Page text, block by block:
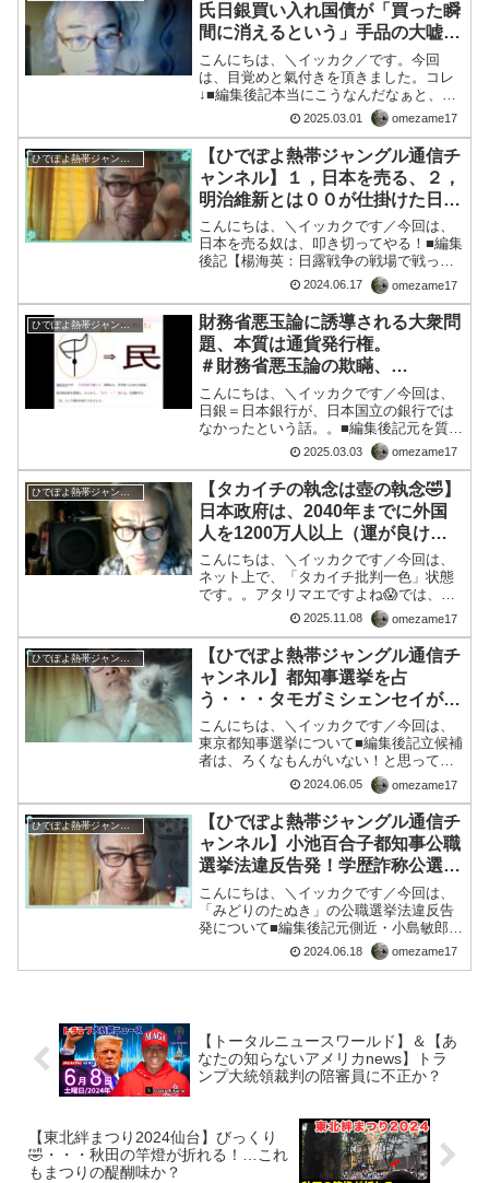
氏日銀買い入れ国債が「買った瞬
間に消えるという」手品の大嘘を
大衆や国会議員に流布
こんにちは、＼イッカク／です。今回
は、目覚めと氣付きを頂きました。コレ
↓■編集後記本当にこうなんだなぁと、思
うのです。三橋氏や太郎の言説間違い！
国債増大↓国債の利払い元金返済累積国家
信用棄損↓通貨安株安債権安(国家信用が
無)↓国家破綻超簡単...
2025.03.01 omezame17
ひでぽよ熱帯ジャングル通信チャンネル
【ひでぽよ熱帯ジャングル通信チ
ャンネル】１，日本を売る、２，
明治維新とは００が仕掛けた日本
内戦開国計画・・・「イガ」が
「タゴ」になっつまった話すだ
ぁ！🤣
こんにちは、＼イッカクです／今回は、
日本を売る奴は、叩き切ってやる！■編集
後記【楊海英：日露戦争の戦場で戦った
モンゴル人たち】モンゴル近現代史シリ
ーズ講座第三回、「民族統一の闘争」1/3
ところで、楊さんのツイート「次は、魂
を売る」・・・の話...
2024.06.17 omezame17
ひでぽよ熱帯ジャングル通信チャンネル
財務省悪玉論に誘導される大衆問
題、本質は通貨発行権。
＃財務省悪玉論の欺瞞、
＃国家通貨発行権、
＃日本銀行は株式会社、
＃日銀を国立銀行へ戻せ
こんにちは、＼イッカクです／今回は、
日銀＝日本銀行が、日本国立の銀行では
なかったという話。。■編集後記元を質せ
ば、日本に「銀行」なるものを持ち込ん
だのは明治維新から、、、その立役者が
「渋沢栄一」ですね。もう、渋沢は、幕
臣時代からなにか、カザ...
2025.03.03 omezame17
ひでぽよ熱帯ジャングル通信チャンネル
【タカイチの執念は壺の執念🤣】
日本政府は、2040年までに外国
人を1200万人以上（運が良けれ
ば）受け入れる計画だと認めまし
た / 日本政府は、2040年までに
外⋯
こんにちは、＼イッカクです／今回は、
ネット上で、「タカイチ批判一色」状態
です。。アタリマエですよね😱では、ひ
でぽよ先生の動画をどうぞ！、日本政府
は、2040年までに外国人を1200万人以上
（運が良ければ）受け入れる計画だと認
めました / 日...
2025.11.08 omezame17
ひでぽよ熱帯ジャングル通信チャンネル
【ひでぽよ熱帯ジャングル通信チ
ャンネル】都知事選挙を占
う・・・タモガミシェンセイがい
ちばんエエ🤣
こんにちは、＼イッカクです／今回は、
東京都知事選挙について■編集後記立候補
者は、ろくなもんがいない！と思ってま
したが、そうですか消去法で考えれば田
母神氏が有力かと。。。確かに、コチラ
を眺めても満を持して登場って感じで
す。１．右も左も「日本を...
2024.06.05 omezame17
ひでぽよ熱帯ジャングル通信チャンネル
【ひでぽよ熱帯ジャングル通信チ
ャンネル】小池百合子都知事公職
選挙法違反告発！学歴詐称公選法
違反。＃小池百合子、＃小池百合
子学歴詐称
こんにちは、＼イッカクです／今回は、
「みどりのたぬき」の公職選挙法違反告
発について■編集後記元側近・小島敏郎氏
が述べています。「小池百合子都知事を
今朝、公職選挙法違反容疑で刑事告発し
2024.06.18 omezame17
【トータルニュースワールド】＆【あ
なたの知らないアメリカnews】トラ
ンプ大統領裁判の陪審員に不正か？
【東北絆まつり2024仙台】びっくり
🤣・・・秋田の竿燈が折れる！…これ
もまつりの醍醐味か？